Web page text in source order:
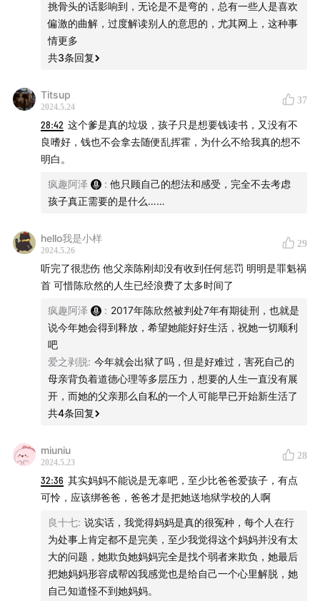
挑骨头的话影响到，无论是不是弯的，总有一些人是喜欢
偏激的曲解，过度解读别人的意思的，尤其网上，这种事
情更多
共3条回复
Titsup
2024.5.24
37
28:42 这个爹是真的垃圾，孩子只是想要钱读书，又没有不
良嗜好，钱也不会拿去随便乱挥霍，为什么不给我真的想不
明白。
疯趣阿泽 : 他只顾自己的想法和感受，完全不去考虑
孩子真正需要的是什么……
hello我是小样
2024.5.26
29
听完了很悲伤 他父亲陈刚却没有收到任何惩罚 明明是罪魁祸
首 可惜陈欣然的人生已经浪费了太多时间了
疯趣阿泽 : 2017年陈欣然被判处7年有期徒刑，也就是
说今年她会得到释放，希望她能好好生活，祝她一切顺利
吧
爱之剥脱: 今年就会出狱了吗，但是好难过，害死自己的
母亲背负着道德心理等多层压力，想要的人生一直没有展
开，而她的父亲那么自私的一个人可能早已开始新生活了
共4条回复
miuniu
2024.5.23
28
32:36 其实妈妈不能说是无辜吧，至少比爸爸爱孩子，有点
可怜，应该绑爸爸，爸爸才是把她送地狱学校的人啊
良十七: 说实话，我觉得妈妈是真的很冤种，每个人在行
为处事上肯定都不是完美，至少我觉得这个妈妈并没有太
大的问题，她欺负她妈妈完全是找个弱者来欺负，她最后
把她妈妈形容成帮凶我感觉也是给自己一个心里解脱，她
自己知道怪不到她妈妈。